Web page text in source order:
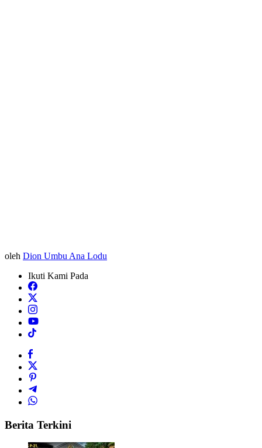
oleh Dion Umbu Ana Lodu
Ikuti Kami Pada
Berita Terkini